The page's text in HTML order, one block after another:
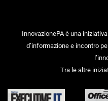
InnovazionePA è una
d’informazione e incontro
Tra le altre